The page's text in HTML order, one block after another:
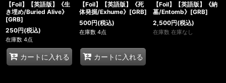
【Foil】【英語版】《生
き埋め/Buried Alive》
[GRB]
250円(税込)
在庫数 4点
カートに入れる
【Foil】【英語版】《死
体発掘/Exhume》[GRB]
500円(税込)
在庫数 4点
カートに入れる
【Foil】【英語版】《納
墓/Entomb》[GRB]
2,500円(税込)
在庫数 在庫なし